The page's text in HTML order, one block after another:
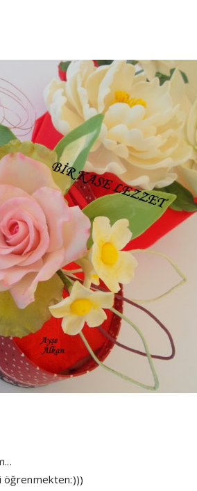
öğrenmekten:)))